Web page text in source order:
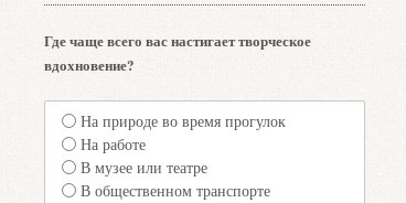
Где чаще всего вас настигает творческое
вдохновение?
На природе во время прогулок
На работе
В музее или театре
В общественном транспорте